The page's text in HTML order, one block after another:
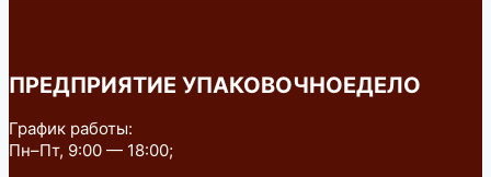
ПРЕДПРИЯТИЕ УПАКОВОЧНОЕДЕЛО
График работы:
Пн–Пт, 9:00 — 18:00;